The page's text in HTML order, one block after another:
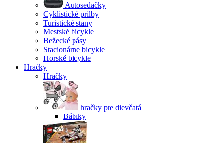
Autosedačky
Cyklistické prilby
Turistické stany
Mestské bicykle
Bežecké pásy
Stacionárne bicykle
Horské bicykle
Hračky
Hračky
hračky pre dievčatá
Bábiky